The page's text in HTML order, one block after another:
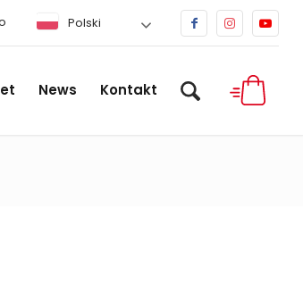
Polski
News Kontakt